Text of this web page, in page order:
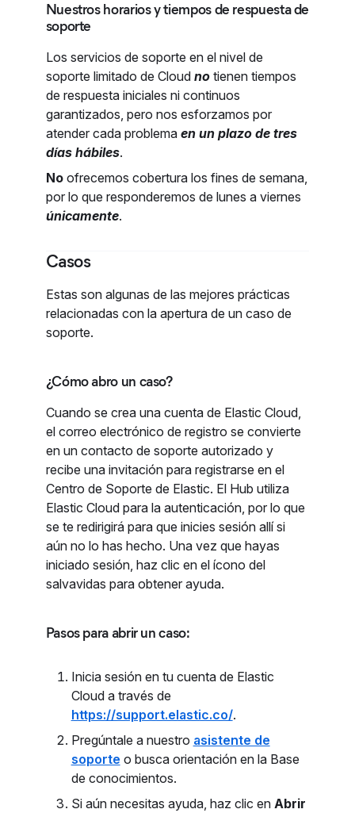
Nuestros horarios y tiempos de respuesta de
soporte
Los servicios de soporte en el nivel de
soporte limitado de Cloud notienen tiempos
de respuesta iniciales ni continuos
garantizados, pero nos esforzamos por
atender cada problema en un plazo de tres
días hábiles.
Noofrecemos cobertura los fines de semana,
por lo que responderemos de lunes a viernes
únicamente.
Casos
Estas son algunas de las mejores prácticas
relacionadas con la apertura de un caso de
soporte.
¿Cómo abro un caso?
Cuando se crea una cuenta de Elastic Cloud,
el correo electrónico de registro se convierte
en un contacto de soporte autorizado y
recibe una invitación para registrarse en el
Centro de Soporte de Elastic. El Hub utiliza
Elastic Cloud para la autenticación, por lo que
se te redirigirá para que inicies sesión allí si
aún no lo has hecho. Una vez que hayas
iniciado sesión, haz clic en el ícono del
salvavidas para obtener ayuda.
Pasos para abrir un caso:
Inicia sesión en tu cuenta de Elastic
Cloud a través de
https://support.elastic.co/.
Pregúntale a nuestro asistente de
soporte o busca orientación en la Base
de conocimientos.
Si aún necesitas ayuda, haz clic en Abrir